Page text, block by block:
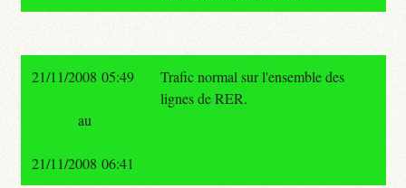
21/11/2008 05:49
Trafic normal sur l'ensemble des
lignes de RER.
au
21/11/2008 06:41